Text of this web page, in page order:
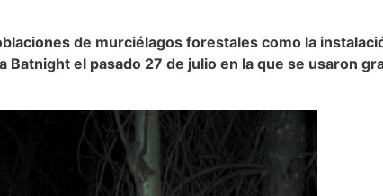
de murciélagos forestales como la
el pasado 27 de julio en la que se usaron